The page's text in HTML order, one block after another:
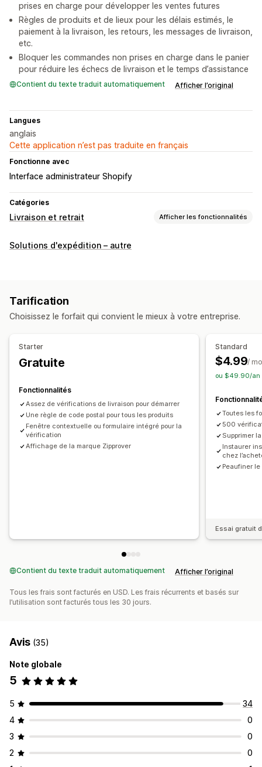
prises en charge pour développer les ventes futures
Règles de produits et de lieux pour les délais estimés, le
paiement à la livraison, les retours, les messages de livraison,
etc.
Bloquer les commandes non prises en charge dans le panier
pour réduire les échecs de livraison et le temps d’assistance
Contient du texte traduit automatiquement Afficher l’original
Langues
anglais
Cette application n’est pas traduite en français
Fonctionne avec
Interface administrateur Shopify
Catégories
Livraison et retrait Afficher les fonctionnalités
Options de livraison
Multi-sites
Solutions d'expédition – autre
Tarification
Choisissez le forfait qui convient le mieux à votre entreprise.
Starter
Gratuite
Fonctionnalités
Assez de vérifications de livraison pour démarrer
Une règle de code postal pour tous les produits
Fenêtre contextuelle ou formulaire intégré pour la
vérification
Affichage de la marque Zipprover
Standard
$4.99/
ou $49.90/an
Toutes les
500
Supprimer
Instaurer
chez
Peaufiner
Essai gratuit
Contient du texte traduit automatiquement Afficher l’original
Tous les frais sont facturés en USD. Les frais récurrents et basés sur
l’utilisation sont facturés tous les 30 jours.
Avis (35)
Note globale
5
5
34
4
0
3
0
2
0